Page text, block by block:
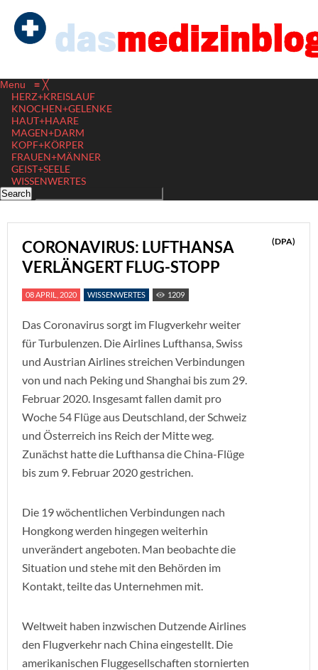
Menu ≡ ╳
HERZ+KREISLAUF
KNOCHEN+GELENKE
HAUT+HAARE
MAGEN+DARM
KOPF+KÖRPER
FRAUEN+MÄNNER
GEIST+SEELE
WISSENWERTES
CORONAVIRUS: LUFTHANSA
VERLÄNGERT FLUG-STOPP
(DPA)
08 APRIL, 2020 WISSENWERTES 1209
Das Coronavirus sorgt im Flugverkehr weiter
für Turbulenzen. Die Airlines Lufthansa, Swiss
und Austrian Airlines streichen Verbindungen
von und nach Peking und Shanghai bis zum 29.
Februar 2020. Insgesamt fallen damit pro
Woche 54 Flüge aus Deutschland, der Schweiz
und Österreich ins Reich der Mitte weg.
Zunächst hatte die Lufthansa die China-Flüge
bis zum 9. Februar 2020 gestrichen.
Die 19 wöchentlichen Verbindungen nach
Hongkong werden hingegen weiterhin
unverändert angeboten. Man beobachte die
Situation und stehe mit den Behörden im
Kontakt, teilte das Unternehmen mit.
Weltweit haben inzwischen Dutzende Airlines
den Flugverkehr nach China eingestellt. Die
amerikanischen Fluggesellschaften stornierten